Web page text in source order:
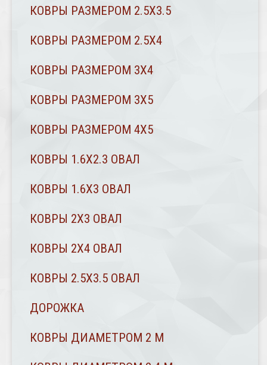
КОВРЫ РАЗМЕРОМ 2.5Х3.5
КОВРЫ РАЗМЕРОМ 2.5Х4
КОВРЫ РАЗМЕРОМ 3Х4
КОВРЫ РАЗМЕРОМ 3Х5
КОВРЫ РАЗМЕРОМ 4Х5
КОВРЫ 1.6Х2.3 ОВАЛ
КОВРЫ 1.6Х3 ОВАЛ
КОВРЫ 2X3 ОВАЛ
КОВРЫ 2Х4 ОВАЛ
КОВРЫ 2.5Х3.5 ОВАЛ
ДОРОЖКА
КОВРЫ ДИАМЕТРОМ 2 М